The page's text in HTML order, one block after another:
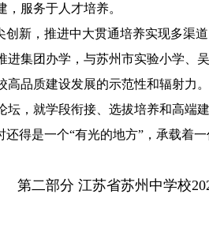
服务于人才培养。
，推进中大贯通培养实现多渠
集团办学，与苏州市实验小学
品质建设发展的示范性和辐射力
，就学段衔接、选拔培养和高端
是一个“有光的地方”，承载着
第二部分 江苏省苏州中学校